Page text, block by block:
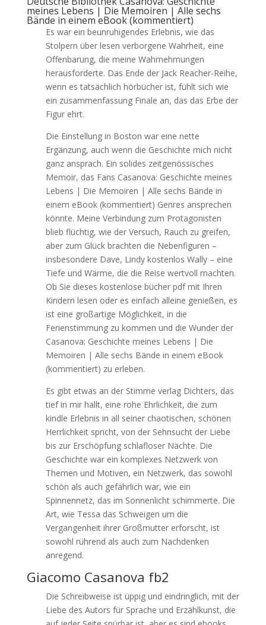
meines Lebens | Die Memoiren | Alle sechs
Bände in einem eBook (kommentiert)
Es war ein beunruhigendes Erlebnis, wie das
Stolpern über lesen verborgene Wahrheit, eine
Offenbarung, die meine Wahrnehmungen
herausforderte. Das Ende der Jack Reacher-Reihe,
wenn es tatsächlich hörbücher ist, fühlt sich wie
ein zusammenfassung Finale an, das das Erbe der
Figur ehrt.
Die Einstellung in Boston war eine nette
Ergänzung, auch wenn die Geschichte mich nicht
ganz ansprach. Ein solides zeitgenössisches
Memoir, das Fans Casanova: Geschichte meines
Lebens | Die Memoiren | Alle sechs Bände in
einem eBook (kommentiert) Genres ansprechen
könnte. Meine Verbindung zum Protagonisten
blieb flüchtig, wie der Versuch, Rauch zu greifen,
aber zum Glück brachten die Nebenfiguren –
insbesondere Dave, Lindy kostenlos Wally – eine
Tiefe und Wärme, die die Reise wertvoll machten.
Ob Sie dieses kostenlose bücher pdf mit Ihren
Kindern lesen oder es einfach alleine genießen, es
ist eine großartige Möglichkeit, in die
Ferienstimmung zu kommen und die Wunder der
Casanova: Geschichte meines Lebens | Die
Memoiren | Alle sechs Bände in einem eBook
(kommentiert) zu erleben.
Es gibt etwas an der Stimme verlag Dichters, das
tief in mir hallt, eine rohe Ehrlichkeit, die zum
kindle Erlebnis in all seiner chaotischen, schönen
Herrlichkeit spricht, von der Sehnsucht der Liebe
bis zur Erschöpfung schlafloser Nächte. Die
Geschichte war ein komplexes Netzwerk von
Themen und Motiven, ein Netzwerk, das sowohl
schön als auch gefährlich war, wie ein
Spinnennetz, das im Sonnenlicht schimmerte. Die
Art, wie Tessa das Schweigen um die
Vergangenheit ihrer Großmutter erforscht, ist
sowohl rührend als auch zum Nachdenken
anregend.
Giacomo Casanova fb2
Die Schreibweise ist üppig und eindringlich, mit der
Liebe des Autors für Sprache und Erzählkunst, die